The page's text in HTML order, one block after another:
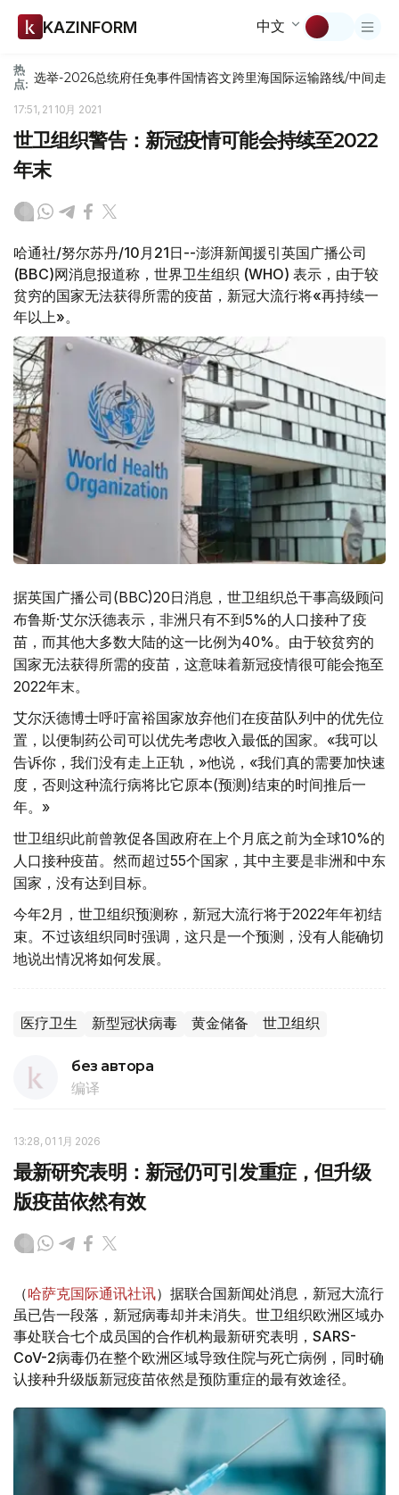
KAZINFORM 中文
热
点: 选举-2026总统府任免事件国情咨文跨里海国际运输路线/中间走廊
17:51, 21 10月 2021
世卫组织警告：新冠疫情可能会持续至2022
年末
哈通社/努尔苏丹/10月21日--澎湃新闻援引英国广播公司
(BBC)网消息报道称，世界卫生组织 (WHO) 表示，由于较
贫穷的国家无法获得所需的疫苗，新冠大流行将«再持续一
年以上»。
据英国广播公司(BBC)20日消息，世卫组织总干事高级顾问
布鲁斯·艾尔沃德表示，非洲只有不到5%的人口接种了疫
苗，而其他大多数大陆的这一比例为40%。由于较贫穷的
国家无法获得所需的疫苗，这意味着新冠疫情很可能会拖至
2022年末。
艾尔沃德博士呼吁富裕国家放弃他们在疫苗队列中的优先位
置，以便制药公司可以优先考虑收入最低的国家。«我可以
告诉你，我们没有走上正轨，»他说，«我们真的需要加快速
度，否则这种流行病将比它原本(预测)结束的时间推后一
年。»
世卫组织此前曾敦促各国政府在上个月底之前为全球10%的
人口接种疫苗。然而超过55个国家，其中主要是非洲和中东
国家，没有达到目标。
今年2月，世卫组织预测称，新冠大流行将于2022年年初结
束。不过该组织同时强调，这只是一个预测，没有人能确切
地说出情况将如何发展。
医疗卫生 新型冠状病毒 黄金储备 世卫组织
без автора
编译
13:28, 01 1月 2026
最新研究表明：新冠仍可引发重症，但升级
版疫苗依然有效
（哈萨克国际通讯社讯）据联合国新闻处消息，新冠大流行
虽已告一段落，新冠病毒却并未消失。世卫组织欧洲区域办
事处联合七个成员国的合作机构最新研究表明，SARS-
CoV-2病毒仍在整个欧洲区域导致住院与死亡病例，同时确
认接种升级版新冠疫苗依然是预防重症的最有效途径。